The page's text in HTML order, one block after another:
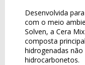
Desenvolvida
com o meio
Solven, a Cera
composta
hidrogenadas
hidrocarbonetos.